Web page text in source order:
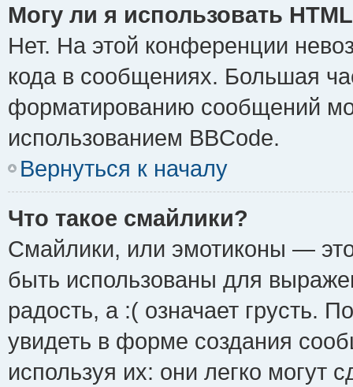
Могу ли я использовать
Нет. На этой конференции
кода в сообщениях. Большая
форматированию сообщений
использованием BBCode.
Вернуться к началу
Что такое смайлики?
Смайлики, или эмотиконы —
быть использованы для
радость, а :( означает грусть.
увидеть в форме создания
используя их: они легко могут